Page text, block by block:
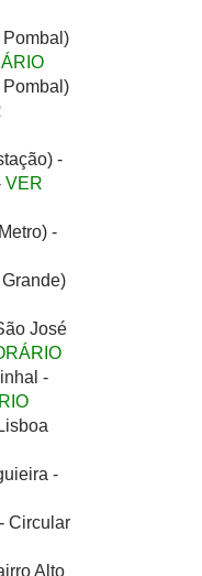
Pombal)
Pombal)
-
VER
-
José
-
-
Circular
Alto